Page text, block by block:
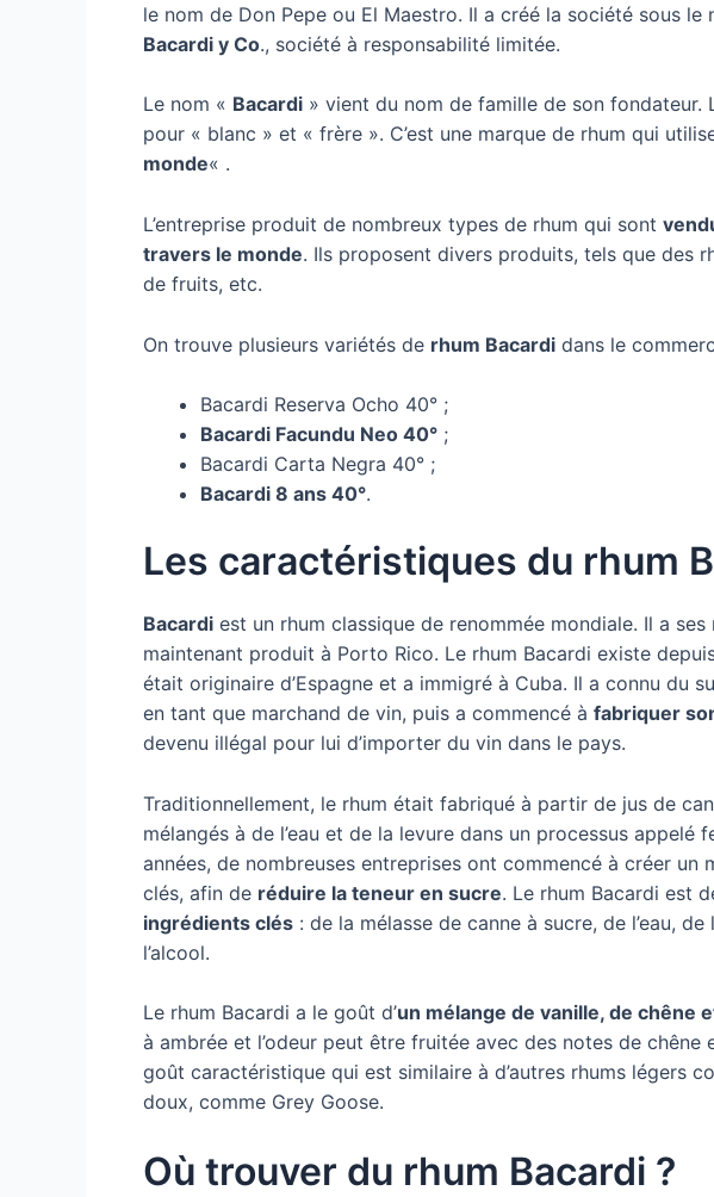
le nom de Don Pepe ou El Maestro. Il a créé la société sous le
Bacardi y Co., société à responsabilité limitée.
Le nom « Bacardi » vient du nom de famille de son
pour « blanc » et « frère ». C’est une marque de rhum qui
monde« .
L’entreprise produit de nombreux types de rhum qui sont
travers le monde. Ils proposent divers produits, tels que des
de fruits, etc.
On trouve plusieurs variétés de rhum Bacardi dans le
Bacardi Reserva Ocho 40° ;
Bacardi Facundu Neo 40° ;
Bacardi Carta Negra 40° ;
Bacardi 8 ans 40°.
Les caractéristiques du rhum
Bacardi est un rhum classique de renommée mondiale. Il a
maintenant produit à Porto Rico. Le rhum Bacardi existe
était originaire d’Espagne et a immigré à Cuba. Il a connu du
en tant que marchand de vin, puis a commencé à fabriquer
devenu illégal pour lui d’importer du vin dans le pays.
Traditionnellement, le rhum était fabriqué à partir de jus de
mélangés à de l’eau et de la levure dans un processus appelé
années, de nombreuses entreprises ont commencé à créer un
clés, afin de réduire la teneur en sucre. Le rhum Bacardi est
ingrédients clés : de la mélasse de canne à sucre, de l’eau,
l’alcool.
Le rhum Bacardi a le goût d’un mélange de vanille, de chêne
à ambrée et l’odeur peut être fruitée avec des notes de chêne
goût caractéristique qui est similaire à d’autres rhums légers
doux, comme Grey Goose.
Où trouver du rhum Bacardi ?